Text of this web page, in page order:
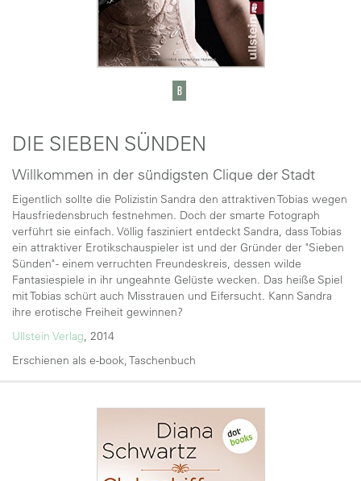
DIE SIEBEN SÜNDEN
Willkommen in der sündigsten Clique der Stadt
Eigentlich sollte die Polizistin Sandra den attraktiven Tobias wegen
Hausfriedensbruch festnehmen. Doch der smarte Fotograph
verführt sie einfach. Völlig fasziniert entdeckt Sandra, dass Tobias
ein attraktiver Erotikschauspieler ist und der Gründer der "Sieben
Sünden" - einem verruchten Freundeskreis, dessen wilde
Fantasiespiele in ihr ungeahnte Gelüste wecken. Das heiße Spiel
mit Tobias schürt auch Misstrauen und Eifersucht. Kann Sandra
ihre erotische Freiheit gewinnen?
Ullstein Verlag, 2014
Erschienen als e-book, Taschenbuch